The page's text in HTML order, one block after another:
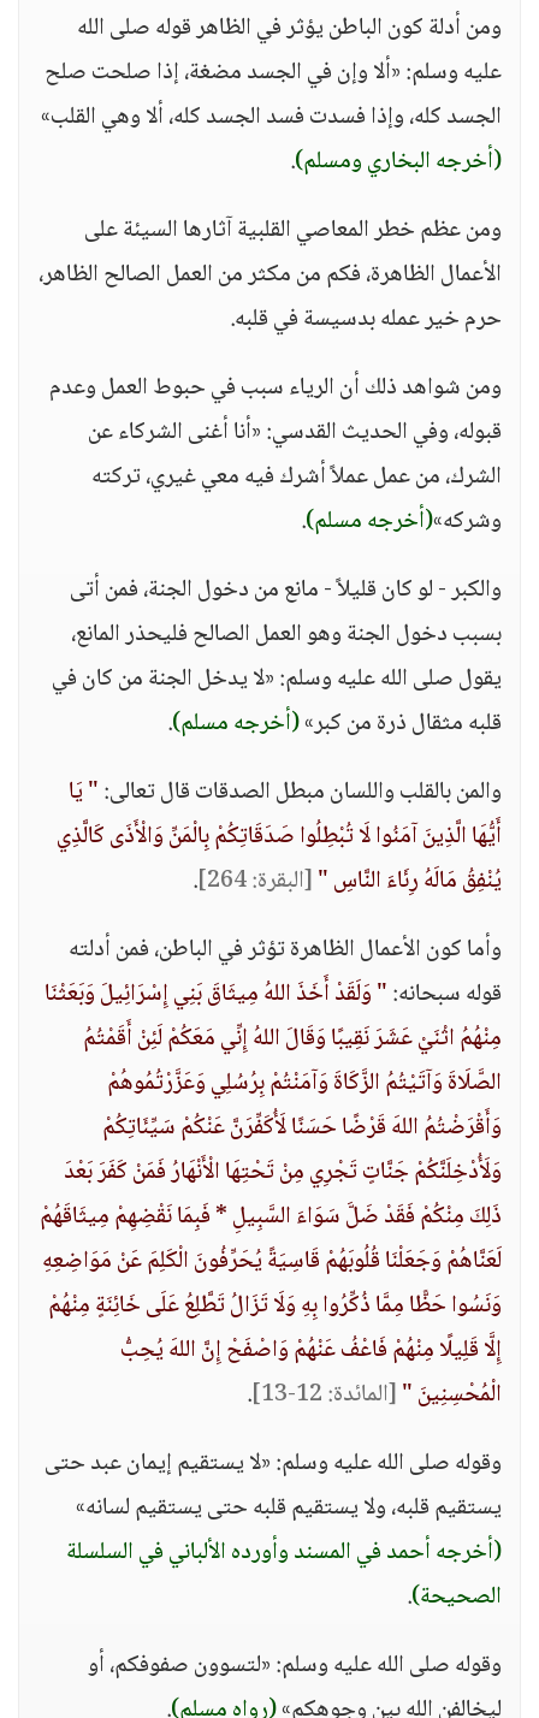
ومن أدلة كون الباطن يؤثر في الظاهر قوله صلى الله
عليه وسلم: «ألا وإن في الجسد مضغة، إذا صلحت صلح
الجسد كله، وإذا فسدت فسد الجسد كله، ألا وهي القلب»
(أخرجه البخاري ومسلم).
ومن عظم خطر المعاصي القلبية آثارها السيئة على
الأعمال الظاهرة، فكم من مكثر من العمل الصالح الظاهر،
حرم خير عمله بدسيسة في قلبه.
ومن شواهد ذلك أن الرياء سبب في حبوط العمل وعدم
قبوله، وفي الحديث القدسي: «أنا أغنى الشركاء عن
الشرك، من عمل عملاً أشرك فيه معي غيري، تركته
وشركه»(أخرجه مسلم).
والكبر - لو كان قليلاً - مانع من دخول الجنة، فمن أتى
بسبب دخول الجنة وهو العمل الصالح فليحذر المانع،
يقول صلى الله عليه وسلم: «لا يدخل الجنة من كان في
قلبه مثقال ذرة من كبر»(أخرجه مسلم).
والمن بالقلب واللسان مبطل الصدقات قال تعالى:" يَا
أَيُّهَا الَّذِينَ آمَنُوا لَا تُبْطِلُوا صَدَقَاتِكُمْ بِالْمَنِّ وَالْأَذَى كَالَّذِي
يُنْفِقُ مَالَهُ رِئَاءَ النَّاسِ "[البقرة: 264]
.
وأما كون الأعمال الظاهرة تؤثر في الباطن، فمن أدلته
قوله سبحانه:" وَلَقَدْ أَخَذَ اللهُ مِيثَاقَ بَنِي إِسْرَائِيلَ وَبَعَثْنَا
مِنْهُمُ اثْنَيْ عَشَرَ نَقِيبًا وَقَالَ اللهُ إِنِّي مَعَكُمْ لَئِنْ أَقَمْتُمُ
الصَّلَاةَ وَآتَيْتُمُ الزَّكَاةَ وَآمَنْتُمْ بِرُسُلِي وَعَزَّرْتُمُوهُمْ
وَأَقْرَضْتُمُ اللهَ قَرْضًا حَسَنًا لَأُكَفِّرَنَّ عَنْكُمْ سَيِّئَاتِكُمْ
وَلَأُدْخِلَنَّكُمْ جَنَّاتٍ تَجْرِي مِنْ تَحْتِهَا الْأَنْهَارُ فَمَنْ كَفَرَ بَعْدَ
ذَلِكَ مِنْكُمْ فَقَدْ ضَلَّ سَوَاءَ السَّبِيلِ * فَبِمَا نَقْضِهِمْ مِيثَاقَهُمْ
لَعَنَّاهُمْ وَجَعَلْنَا قُلُوبَهُمْ قَاسِيَةً يُحَرِّفُونَ الْكَلِمَ عَنْ مَوَاضِعِهِ
وَنَسُوا حَظًّا مِمَّا ذُكِّرُوا بِهِ وَلَا تَزَالُ تَطَّلِعُ عَلَى خَائِنَةٍ مِنْهُمْ
إِلَّا قَلِيلًا مِنْهُمْ فَاعْفُ عَنْهُمْ وَاصْفَحْ إِنَّ اللهَ يُحِبُّ
الْمُحْسِنِينَ "[المائدة: 12-13]
.
وقوله صلى الله عليه وسلم: «لا يستقيم إيمان عبد حتى
يستقيم قلبه، ولا يستقيم قلبه حتى يستقيم لسانه»
(أخرجه أحمد في المسند وأورده الألباني في السلسلة
الصحيحة).
وقوله صلى الله عليه وسلم: «لتسوون صفوفكم، أو